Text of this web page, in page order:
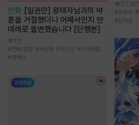
만화
[일권만] 왕태자님과의 약
혼을 거절했더니 어째서인지 얀
데레로 돌변했습니다 [단행본]
1천
#연애/결혼 #서양풍 #직진남 #이세계물
#철벽녀
117.9만
#유혹수 #
#집착공